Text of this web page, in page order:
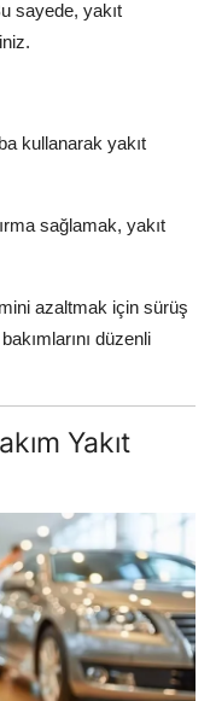
sayede, yakıt
kullanarak yakıt
sağlamak, yakıt
azaltmak için sürüş
düzenli
Yakıt